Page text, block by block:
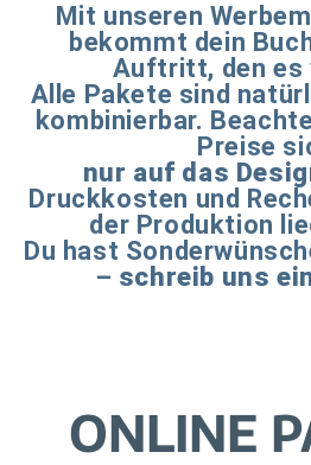
Mit unseren
bekommt dein
Auftritt, den es
Alle Pakete sind
kombinierbar.
Preise
nur auf das
Druckkosten und
der Produktion
Du hast
– schreib uns
ONLINE